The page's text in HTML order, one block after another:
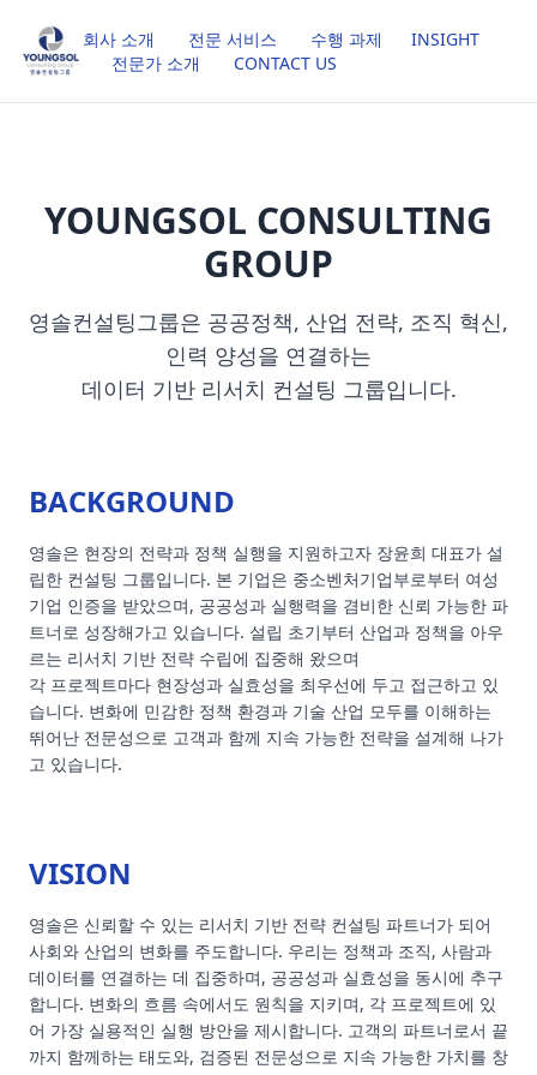
회사 소개 전문 서비스 수행 과제
INSIGHT
전문가 소개
CONTACT US
YOUNGSOL CONSULTING
GROUP
영솔컨설팅그룹은 공공정책, 산업 전략, 조직 혁신,
인력 양성을 연결하는
데이터 기반 리서치 컨설팅 그룹입니다.
BACKGROUND
영솔은 현장의 전략과 정책 실행을 지원하고자 장윤희 대표가 설
립한 컨설팅 그룹입니다. 본 기업은 중소벤처기업부로부터 여성
기업 인증을 받았으며, 공공성과 실행력을 겸비한 신뢰 가능한 파
트너로 성장해가고 있습니다. 설립 초기부터 산업과 정책을 아우
르는 리서치 기반 전략 수립에 집중해 왔으며
각 프로젝트마다 현장성과 실효성을 최우선에 두고 접근하고 있
습니다. 변화에 민감한 정책 환경과 기술 산업 모두를 이해하는
뛰어난 전문성으로 고객과 함께 지속 가능한 전략을 설계해 나가
고 있습니다.
VISION
영솔은 신뢰할 수 있는 리서치 기반 전략 컨설팅 파트너가 되어
사회와 산업의 변화를 주도합니다. 우리는 정책과 조직, 사람과
데이터를 연결하는 데 집중하며, 공공성과 실효성을 동시에 추구
합니다. 변화의 흐름 속에서도 원칙을 지키며, 각 프로젝트에 있
어 가장 실용적인 실행 방안을 제시합니다. 고객의 파트너로서 끝
까지 함께하는 태도와, 검증된 전문성으로 지속 가능한 가치를 창